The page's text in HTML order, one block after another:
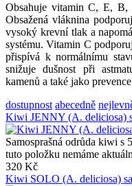
Obsahuje vitamin C, E,
Obsažená vláknina
vysoký krevní tlak a
systému. Vitamin C
přispívá k normálnímu
snižuje dušnost při
kamenů a také jako
dostupnost abecedně
Kiwi JENNY (A. deliciosa)
Samosprašná odrůda kiwi
tuto položku nemáme
320 Kč
Kiwi SOLO (A. deliciosa)